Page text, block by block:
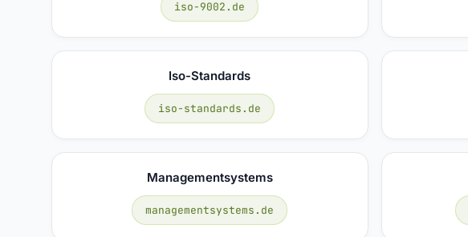
iso-9002.de
Iso-Standards
iso-standards.de
Managementsystems
managementsystems.de